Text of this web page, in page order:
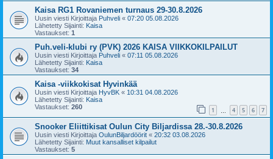
Kaisa RG1 Rovaniemen turnaus 29-30.8.2026
Uusin viesti Kirjoittaja Puhveli « 07:20 05.08.2026
Lähetetty Sijainti: Kaisa
Vastaukset: 1
Puh.veli-klubi ry (PVK) 2026 KAISA VIIKKOKILPAILUT
Uusin viesti Kirjoittaja Puhveli « 07:11 05.08.2026
Lähetetty Sijainti: Kaisa
Vastaukset: 34
Kaisa -viikkokisat Hyvinkää
Uusin viesti Kirjoittaja HyvBK « 10:31 04.08.2026
Lähetetty Sijainti: Kaisa
Vastaukset: 260 1 4 5 6 7
Snooker Eliittikisat Oulun City Biljardissa 28.-30.8.2026
Uusin viesti Kirjoittaja OulunBiljardöörit « 20:32 03.08.2026
Lähetetty Sijainti: Muut kansalliset kilpailut
Vastaukset: 5